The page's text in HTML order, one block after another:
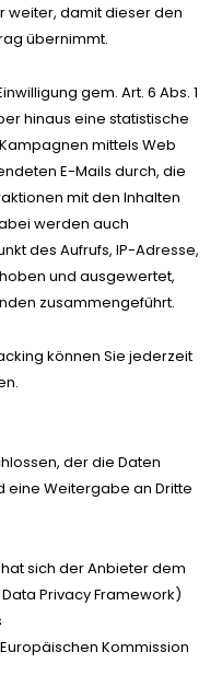
weiter, damit dieser den
übernimmt.
gem. Art. 6 Abs. 1
hinaus eine statistische
mittels Web
E-Mails durch, die
mit den Inhalten
werden auch
des Aufrufs, IP-Adresse,
und ausgewertet,
zusammengeführt.
können Sie jederzeit
der die Daten
eine Weitergabe an Dritte
sich der Anbieter dem
Privacy Framework)
Kommission